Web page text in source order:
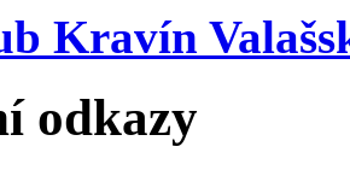
Kravín
odkazy